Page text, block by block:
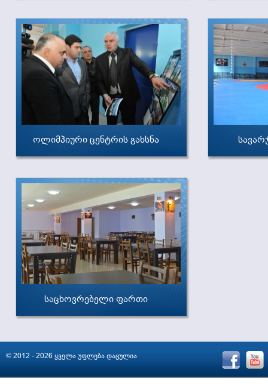
ოლიმპიური ცენტრის გახსნა
საცხოვრებელი ფართი
© 2012 - 2026 ყველა უფლება დაცულია